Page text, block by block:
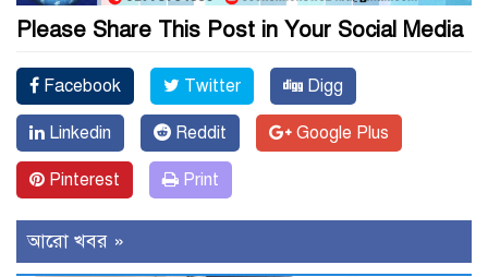
Please Share This Post in Your Social Media
Facebook Twitter Digg
Linkedin Reddit Google Plus
Pinterest Print
আরো খবর »